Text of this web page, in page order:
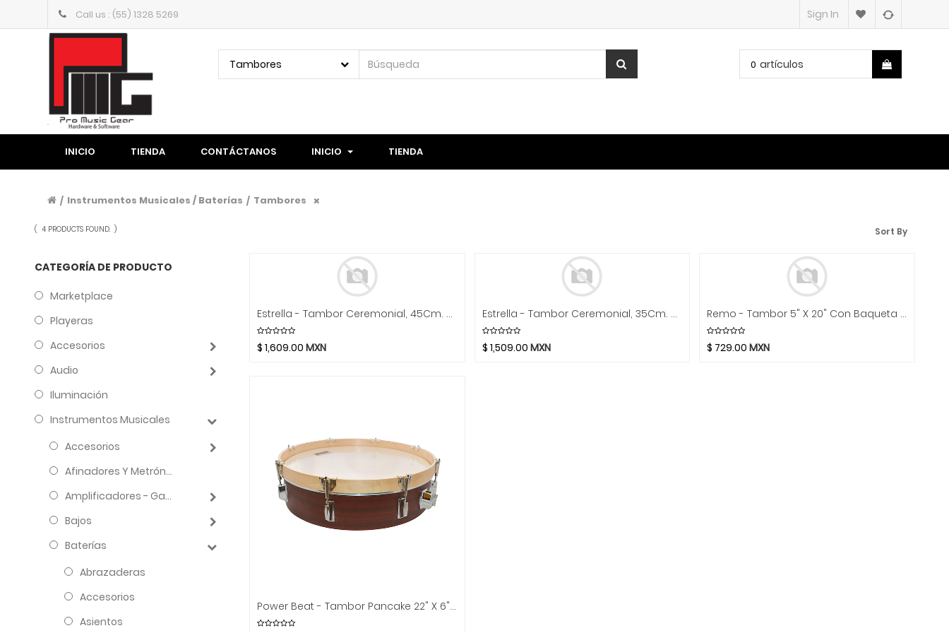
Call us : (55) 1328 5269 Sign In
Tambores 0 artículos
INICIO TIENDA CONTÁCTANOS INICIO TIENDA
/ Instrumentos Musicales / Baterías / Tambores
( 4 PRODUCTS FOUND. ) Sort By
CATEGORÍA DE PRODUCTO
Marketplace
Playeras
Accesorios
Audio
Iluminación
Instrumentos Musicales
Accesorios
Afinadores Y Metrónomos
Amplificadores - Gabinetes - Combos
Bajos
Baterías
Abrazaderas
Accesorios
Asientos
Estrella - Tambor Ceremonial, 45Cm. Con Baquetón Mod.TCE45
$ 1,609.00 MXN
Estrella - Tambor Ceremonial, 35Cm. Con Baquetón Mod.TCE35
$ 1,509.00 MXN
Remo - Tambor 5" X 20" Con Baqueta Mod.HD-2005-LK
$ 729.00 MXN
Power Beat - Tambor Pancake 22" X 6" Mod.PWPC10